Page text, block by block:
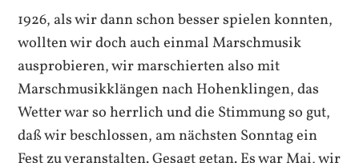
1926, als wir dann schon besser spielen konnten,
wollten wir doch auch einmal Marschmusik
ausprobieren, wir marschierten also mit
Marschmusikklängen nach Hohenklingen, das
Wetter war so herrlich und die Stimmung so gut,
daß wir beschlossen, am nächsten Sonntag ein
Fest zu veranstalten. Gesagt getan. Es war Mai, wir